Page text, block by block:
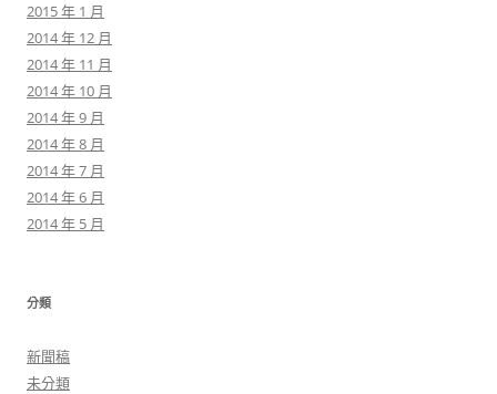
2015 年 1 月
2014 年 12 月
2014 年 11 月
2014 年 10 月
2014 年 9 月
2014 年 8 月
2014 年 7 月
2014 年 6 月
2014 年 5 月
分類
新聞稿
未分類